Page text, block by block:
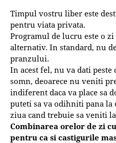
Timpul vostru liber este
pentru viata privata.
Programul de lucru este o zi
alternativ. In standard, nu
pranzului.
In acest fel, nu va dati
somn, deoarece nu veniti
indiferent daca va place sa
puteti sa va odihniti pana
ziua cand trebuie sa veniti
Combinarea orelor de zi
pentru ca si castigurile